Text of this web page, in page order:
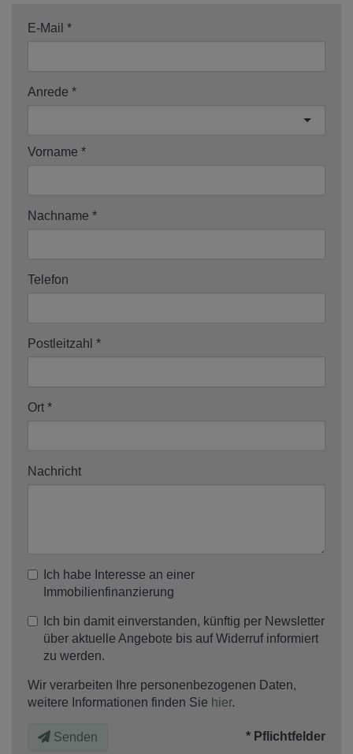
E-Mail
Anrede
Vorname
Nachname
Telefon
Postleitzahl
Ort
Nachricht
Ich habe Interesse an einer
Immobilienfinanzierung
Ich bin damit einverstanden, künftig per Newsletter
über aktuelle Angebote bis auf Widerruf informiert
zu werden.
Wir verarbeiten Ihre personenbezogenen Daten,
weitere Informationen finden Sie hier.
Senden * Pflichtfelder